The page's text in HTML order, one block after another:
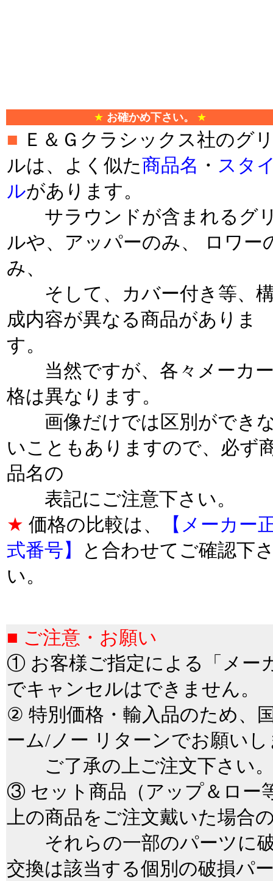
★ お確かめ下さい。 ★
■ Ｅ＆Ｇクラシックス社のグ
ルは、よく似た商品名 ・ スタ
ルがあります。
サラウンドが含まれるグ
ルや、アッパーのみ、 ロワー
み、
そして、カバー付き等、
成内容が異なる商品がありま
す。
当然ですが、各々メーカ
格は異なります。
画像だけでは区別ができ
いこともありますので、必ず
品名の
表記にご注意下さい。
★ 価格の比較は、
【メーカー
式番号】
と合わせてご確認下
い。
■ ご注意・お願い
① お客様ご指定による「メー
でキャンセルはできません。
② 特別価格・輸入品のため、
ーム/ノー リターンでお願い
ご了承の上ご注文下さい
③ セット商品（アップ＆ロー
上の商品をご注文戴いた場合
それらの一部のパーツに破
交換は該当する個別の破損パ